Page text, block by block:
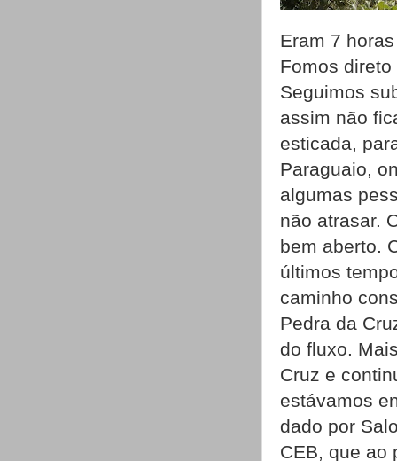
Eram 7
Fomos
Seguimos
assim não
esticada,
Paraguaio,
algumas
não atrasar.
bem aberto.
últimos
caminho
Pedra da
do fluxo.
Cruz e
estávamos
dado por
CEB, que ao